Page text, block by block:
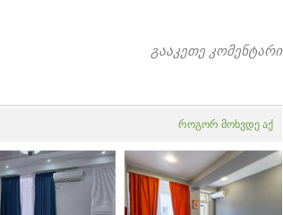
გააკეთე კომენტარი
როგორ მოხვდე აქ